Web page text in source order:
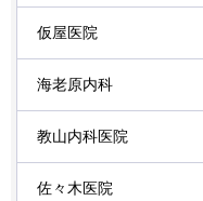
仮屋医院
海老原内科
教山内科医院
佐々木医院